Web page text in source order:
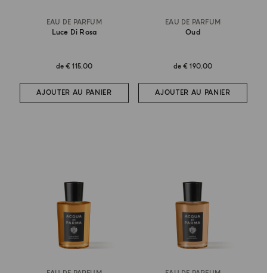
EAU DE PARFUM
Luce Di Rosa
de€ 115.00
AJOUTER AU PANIER
EAU DE PARFUM
Oud
de€ 190.00
AJOUTER AU PANIER